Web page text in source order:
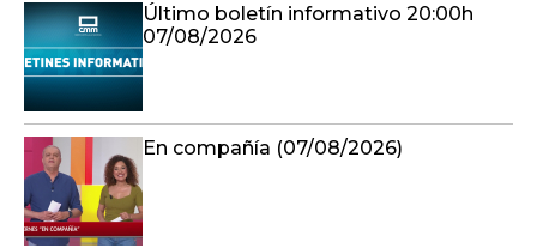
Último boletín informativo 20:00h
07/08/2026
En compañía (07/08/2026)